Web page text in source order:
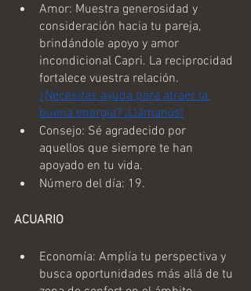
Amor: Muestra generosidad y
consideración hacia tu pareja,
brindándole apoyo y amor
incondicional Capri. La reciprocidad
fortalece vuestra relación.
¿Necesitas ayuda para atraer la
buena energía? ¡Llámanos!
Consejo: Sé agradecido por
aquellos que siempre te han
apoyado en tu vida.
Número del día: 19.
ACUARIO
Economía: Amplía tu perspectiva y
busca oportunidades más allá de tu